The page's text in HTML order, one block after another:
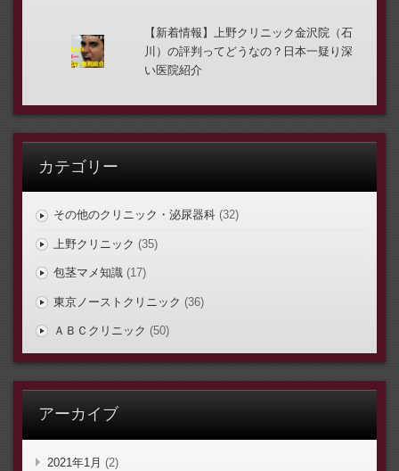
【新着情報】上野クリニック金沢院（石
川）の評判ってどうなの？日本一疑り深
い医院紹介
カテゴリー
その他のクリニック・泌尿器科(32)
上野クリニック (35)
包茎マメ知識(17)
東京ノーストクリニック (36)
ＡＢＣクリニック (50)
アーカイブ
2021年1月 (2)